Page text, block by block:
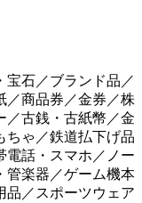
宝石／ブランド品／
／商品券／金券／株
／古銭・古紙幣／金
ちゃ／鉄道払下げ品
電話・スマホ／ノー
管楽器／ゲーム機本
品／スポーツウェア